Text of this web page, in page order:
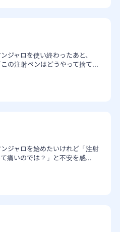
ジャロを使い終わったあと、
この注射ペンはどうやって捨て...
ジャロを始めたいけれど「注射
て痛いのでは？」と不安を感...